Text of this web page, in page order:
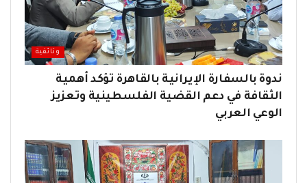
وثائقية
ندوة بالسفارة الإيرانية بالقاهرة تؤكد أهمية
الثقافة في دعم القضية الفلسطينية وتعزيز
الوعي العربي